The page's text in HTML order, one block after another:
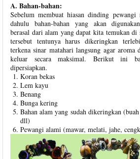
A. Bahan-bahan:
Sebelum membuat hiasan dinding pewangi
dahulu bahan-bahan yang akan
berasal dari alam yang dapat kita temukan di
tersebut tentunya harus dikeringkan
terkena sinar matahari langsung agar aroma
keluar secara maksimal. Berikut ini
dipersiapkan.
Koran bekas
Lem kayu
Benang
Bunga kering
Bahan alam yang sudah dikeringkan
dll)
Pewangi alami (mawar, melati, jahe,